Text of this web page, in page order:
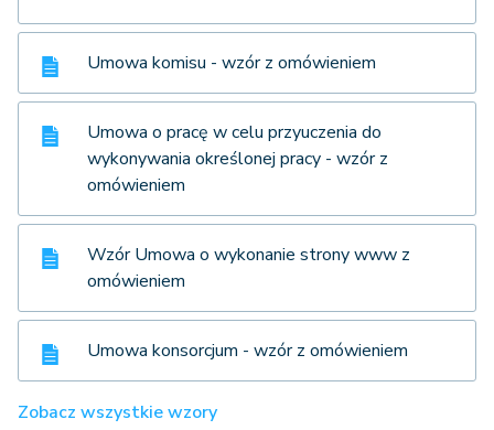
Umowa komisu - wzór z omówieniem
Umowa o pracę w celu przyuczenia do
wykonywania określonej pracy - wzór z
omówieniem
Wzór Umowa o wykonanie strony www z
omówieniem
Umowa konsorcjum - wzór z omówieniem
Zobacz wszystkie wzory